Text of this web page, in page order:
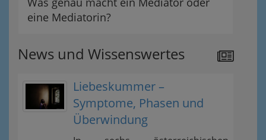
eine Mediatorin?
News und Wissenswertes
Liebeskummer –
Symptome, Phasen und
Überwindung